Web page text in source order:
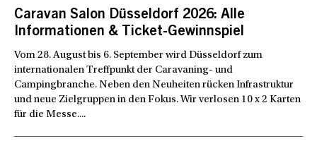
Caravan Salon Düsseldorf 2026: Alle
Informationen & Ticket-Gewinnspiel
Vom 28. August bis 6. September wird Düsseldorf zum
internationalen Treffpunkt der Caravaning- und
Campingbranche. Neben den Neuheiten rücken Infrastruktur
und neue Zielgruppen in den Fokus. Wir verlosen 10 x 2 Karten
für die Messe....